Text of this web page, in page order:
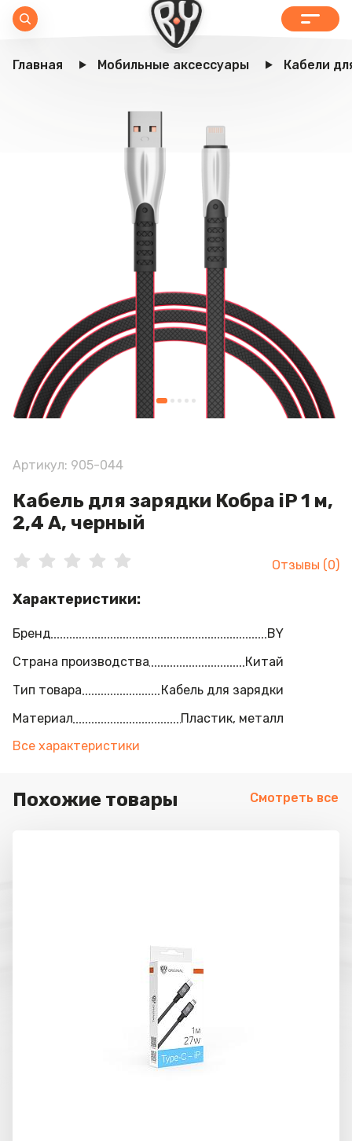
Главная Мобильные аксессуары Кабели
Артикул: 905-044
Кабель для зарядки Кобра iP 1 м,
2,4 А, черный
Отзывы (0)
Характеристики:
Бренд
BY
Страна производства
Китай
Тип товара
Кабель для зарядки
Материал
Пластик, металл
Все характеристики
Похожие товары Смотреть все